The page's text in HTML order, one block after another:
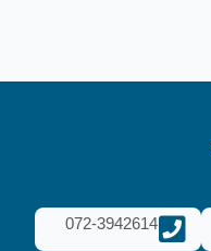
072-3942614